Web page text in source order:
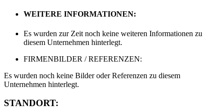
WEITERE INFORMATIONEN:
Es wurden zur Zeit noch keine weiteren Informationen zu
diesem Unternehmen hinterlegt.
FIRMENBILDER / REFERENZEN:
Es wurden noch keine Bilder oder Referenzen zu diesem
Unternehmen hinterlegt.
STANDORT: